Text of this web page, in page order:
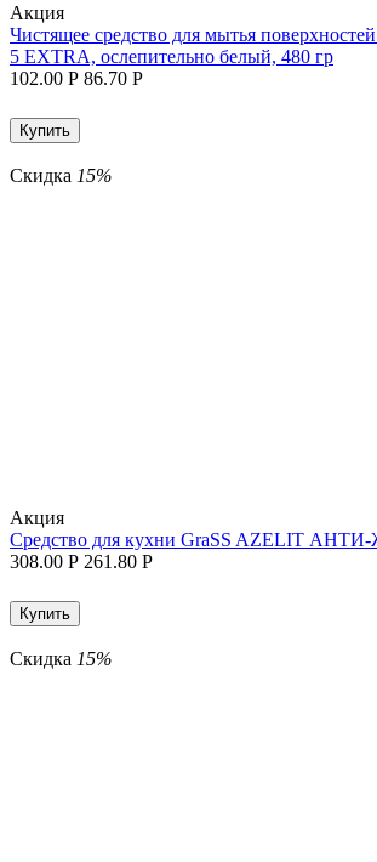
Aкция
Чистящее средство для мытья
5 EXTRA, ослепительно белый, 480 гр
102.00 Р 86.70 Р
Купить
Скидка 15%
Aкция
Средство для кухни GraSS AZELIT
308.00 Р 261.80 Р
Купить
Скидка 15%